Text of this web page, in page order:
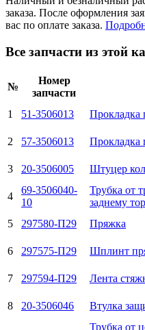
заказа. После оформления
вас по оплате заказа.
Все запчасти из этой
№
Номер
запчасти
1 51-3506013 Прокладка
2
57-3506013 Прокладка
3
20-3506005 Штуцер
4
69-3506040-
10
Трубка от
заднему
5
297580-П29 Пряжка
6
297575-П29 Шплинт
7
297594-П29 Лента
8
20-3506046 Втулка
Трубка от